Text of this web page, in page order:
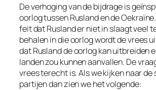
De verhoging van de bijdrage is
oorlog tussen Rusland en de
feit dat Rusland er niet in slaagt veel
behalen in die oorlog wordt de vrees
dat Rusland de oorlog kan uitbreiden
landen zou kunnen aanvallen. De
vrees terecht is. Als we kijken naar
partijen dan zien we het volgende: